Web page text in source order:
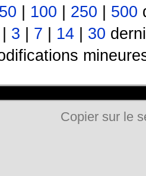
50 100 250 500
3 7 14 30
Copier sur le